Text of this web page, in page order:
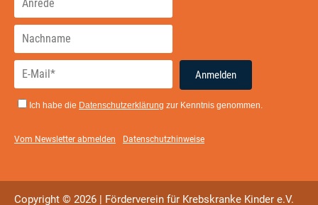
Anmelden
Ich habe die Datenschutzerklärung zur Kenntnis genommen.
Vom Newsletter abmelden Datenschutzhinweise
Copyright © 2026 | Förderverein für Krebskranke Kinder e.V.